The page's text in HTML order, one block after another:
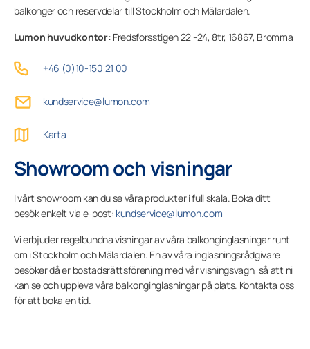
KOSTNADSFRI OFFERT
balkonger och reservdelar till Stockholm och Mälardalen.
Lumon huvudkontor: Fredsforsstigen 22 -24, 8tr, 16867, Bromma
+46 (0)10-150 21 00
kundservice@lumon.com
Karta
Showroom och visningar
I vårt showroom kan du se våra produkter i full skala. Boka ditt
besök enkelt via e-post: kundservice@lumon.com
Vi erbjuder regelbundna visningar av våra balkonginglasningar runt
om i Stockholm och Mälardalen. En av våra inglasningsrådgivare
besöker då er bostadsrättsförening med vår visningsvagn, så att ni
kan se och uppleva våra balkonginglasningar på plats. Kontakta oss
för att boka en tid.